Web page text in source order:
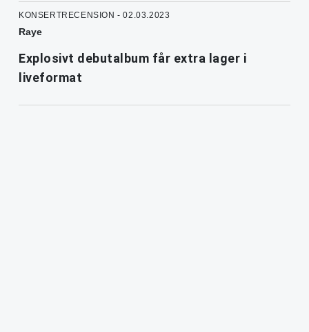
KONSERTRECENSION - 02.03.2023
Raye
Explosivt debutalbum får extra lager i
liveformat